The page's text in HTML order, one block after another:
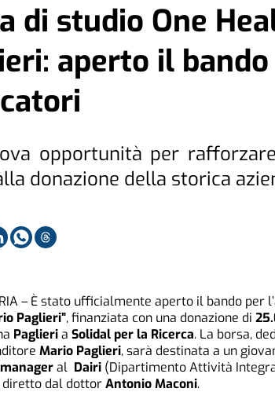
di studio One
aperto il
opportunità per
donazione della storica
– È stato ufficialmente aperto il bando per
Paglieri”, finanziata con una donazione di
Paglieria Solidal per la Ricerca. La borsa,
Mario Paglieri, sarà destinata a un
al Dairi (Dipartimento Attività
diretto dal dottorAntonio Maconi.